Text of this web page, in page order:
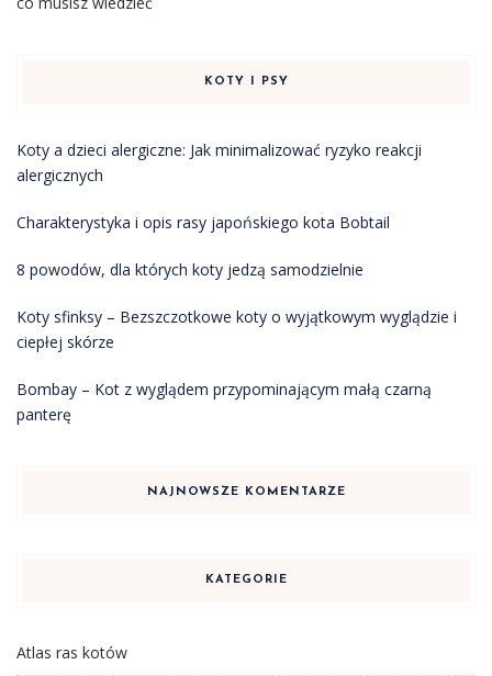
KOTY I PSY
Koty a dzieci alergiczne: Jak minimalizować ryzyko reakcji
alergicznych
Charakterystyka i opis rasy japońskiego kota Bobtail
8 powodów, dla których koty jedzą samodzielnie
Koty sfinksy – Bezszczotkowe koty o wyjątkowym wyglądzie i
ciepłej skórze
Bombay – Kot z wyglądem przypominającym małą czarną
panterę
NAJNOWSZE KOMENTARZE
KATEGORIE
Atlas ras kotów